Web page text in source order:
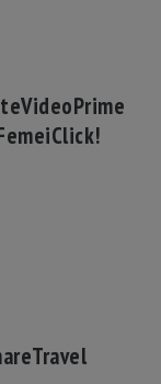
VideoPrime
Click!
Travel